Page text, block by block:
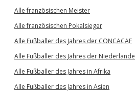
Alle französischen Meister
Alle französischen Pokalsieger
Alle Fußballer des Jahres der CONCACAF
Alle Fußballer des Jahres der Niederlande
Alle Fußballer des Jahres in Afrika
Alle Fußballer des Jahres in Asien